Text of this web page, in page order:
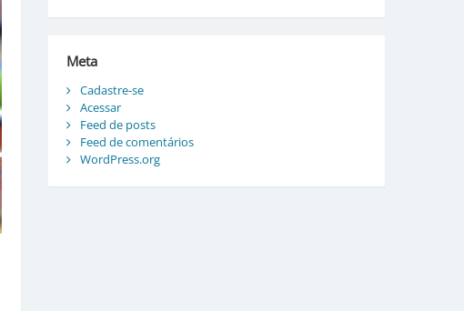
Meta
Cadastre-se
Acessar
Feed de posts
Feed de comentários
WordPress.org